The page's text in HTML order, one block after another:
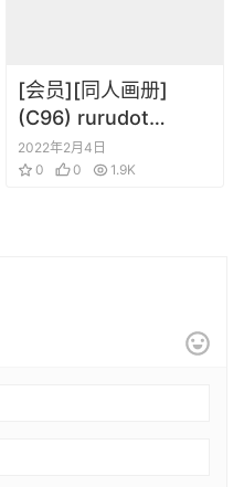
[会员][同人画册]
(C96) rurudot
(rurudo) LOVE CALL
2022年2月4日
0
0 1.9K